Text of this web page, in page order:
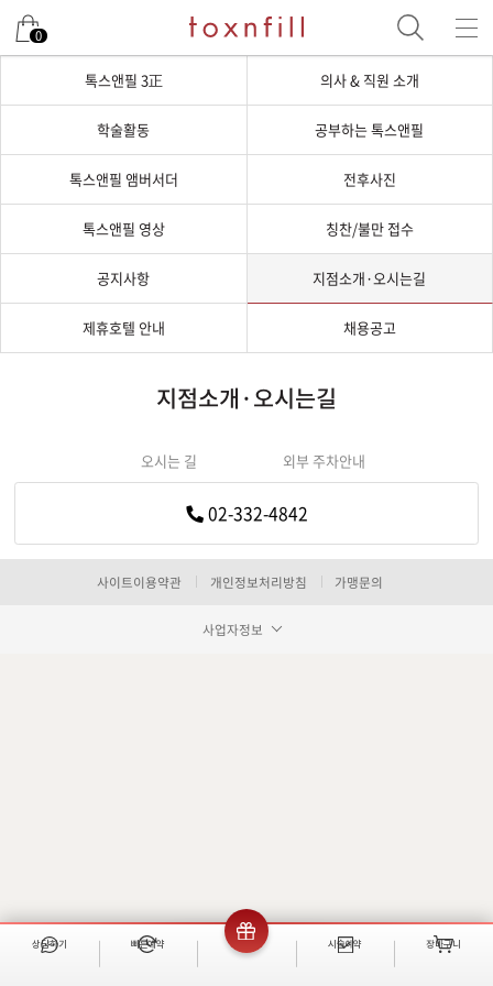
0
톡스앤필 3正 의사 & 직원 소개
학술활동 공부하는 톡스앤필
톡스앤필 앰버서더 전후사진
톡스앤필 영상 칭찬/불만 접수
공지사항 지점소개·오시는길
제휴호텔 안내 채용공고
지점소개·오시는길
오시는 길 외부 주차안내
카카오네비 어플리케이션 실행
카카오네비 티맵 어플리케이션 실행
티맵
카카오네비 어플리케이션 실행
카카오네비 티맵 어플리케이션 실행
티맵
전화연동
02-332-4842
사이트이용약관 개인정보처리방침 가맹문의
사업자정보
상담하기 빠른예약 이벤트 시술예약 장바구니